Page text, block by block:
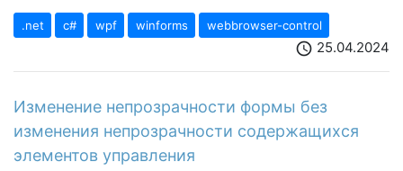
.net c# wpf winforms webbrowser-control
schedule 25.04.2024
Изменение непрозрачности формы без
изменения непрозрачности содержащихся
элементов управления